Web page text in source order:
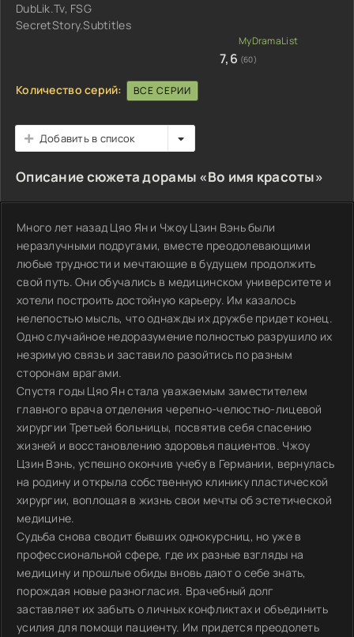
DubLik.Tv, FSG
SecretStory.Subtitles
7,6 (60)
Количество серий: ВСЕ СЕРИИ
Добавить в список
Описание сюжета дорамы «Во имя красоты»
Много лет назад Цяо Ян и Чжоу Цзин Вэнь были
неразлучными подругами, вместе преодолевающими
любые трудности и мечтающие в будущем продолжить
свой путь. Они обучались в медицинском университете и
хотели построить достойную карьеру. Им казалось
нелепостью мысль, что однажды их дружбе придет конец.
Одно случайное недоразумение полностью разрушило их
незримую связь и заставило разойтись по разным
сторонам врагами.
Спустя годы Цяо Ян стала уважаемым заместителем
главного врача отделения черепно-челюстно-лицевой
хирургии Третьей больницы, посвятив себя спасению
жизней и восстановлению здоровья пациентов. Чжоу
Цзин Вэнь, успешно окончив учебу в Германии, вернулась
на родину и открыла собственную клинику пластической
хирургии, воплощая в жизнь свои мечты об эстетической
медицине.
Судьба снова сводит бывших однокурсниц, но уже в
профессиональной сфере, где их разные взгляды на
медицину и прошлые обиды вновь дают о себе знать,
порождая новые разногласия. Врачебный долг
заставляет их забыть о личных конфликтах и объединить
усилия для помощи пациенту. Им придется преодолеть